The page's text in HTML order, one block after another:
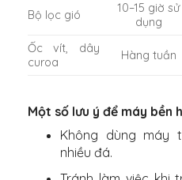
Bộ lọc gió
10–15 giờ sử
dụng
Ốc vít, dây
curoa
Hàng tuần
Một số lưu ý để máy bền
Không dùng máy
nhiều đá.